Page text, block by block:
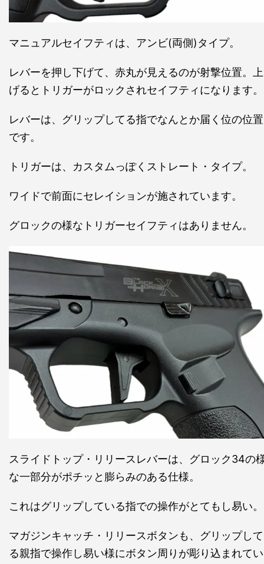
マニュアルセイフティは、アンビ(両側)タイプ。
レバーを押し下げて、赤丸が見えるのが射撃位置。上
げるとトリガーがロックされセイフティになります。
レバーは、グリップしてる指でなんとか届く位の位置
です。
トリガーは、カスタムっぽくストレート・タイプ。
ワイドで前面にセレイションが施されています。
グロックの様なトリガーセイフティはありません。
スライドトップ・リリースレバーは、グロック34の
な一部分がポチッと膨らみのある仕様。
これはグリップしている指での操作がとてもし易い。
マガジンキャッチ・リリースボタンも、グリップして
る親指で操作し易い様にボタン周りが彫り込まれてい